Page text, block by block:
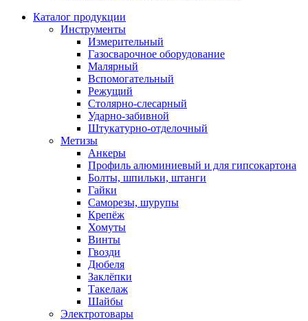
Каталог продукции
Инструменты
Измерительный
Газосварочное оборудование
Малярный
Вспомогательный
Режущий
Столярно-слесарный
Ударно-забивной
Штукатурно-отделочный
Метизы
Анкеры
Профиль алюминиевый и для гипсокартона
Болты, шпильки, штанги
Гайки
Саморезы, шурупы
Крепёж
Хомуты
Винты
Гвозди
Дюбеля
Заклёпки
Такелаж
Шайбы
Электротовары